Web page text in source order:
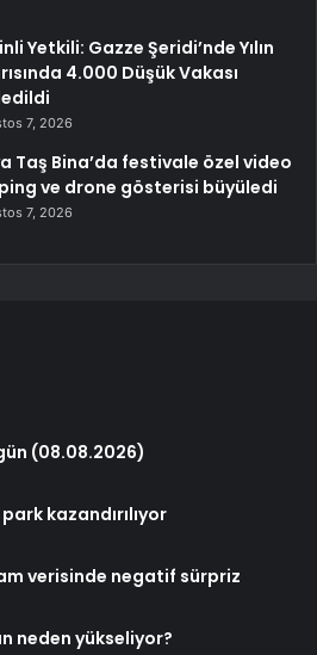
Yetkili: Gazze Şeridi’nde Yılın
4.000 Düşük Vakası
7, 2026
Taş Bina’da festivale özel video
ve drone gösterisi büyüledi
7, 2026
(08.08.2026)
kazandırılıyor
verisinde negatif sürpriz
neden yükseliyor?